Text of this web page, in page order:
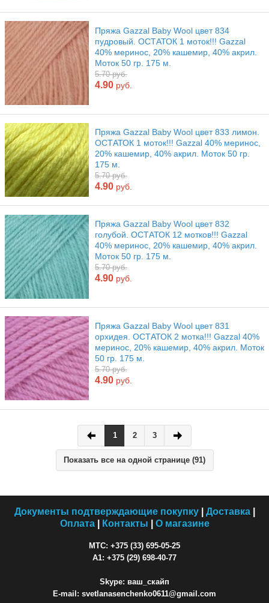
Пряжа Gazzal Baby Wool цвет 834
пудровый. ОСТАТОК 1 моток!!! Gazzal
40% меринос, 20% кашемир, 40% акрил.
Моток 50 гр. 175 м.
5.70 руб.
4.90 руб.
Пряжа Gazzal Baby Wool цвет 833 лимон.
ОСТАТОК 1 моток!!! Gazzal 40% меринос,
20% кашемир, 40% акрил. Моток 50 гр.
175 м.
5.70 руб.
4.90 руб.
Пряжа Gazzal Baby Wool цвет 832
голубой. ОСТАТОК 12 мотков!!! Gazzal
40% меринос, 20% кашемир, 40% акрил.
Моток 50 гр. 175 м.
5.70 руб.
4.90 руб.
Пряжа Gazzal Baby Wool цвет 831
орхидея. ОСТАТОК 2 мотка!!! Gazzal 40%
меринос, 20% кашемир, 40% акрил. Моток
50 гр. 175 м.
5.70 руб.
4.90 руб.
1 2 3
Показать все на одной странице (91)
Документы подтверждающие покупку| Доставка|
Оплата| Контакты О магазине
МТС: +375 (33) 695-05-25
A1: +375 (29) 698-40-77
Skype: ваш_скайп
E-mail: svetlanasenchenko0611@gmail.com